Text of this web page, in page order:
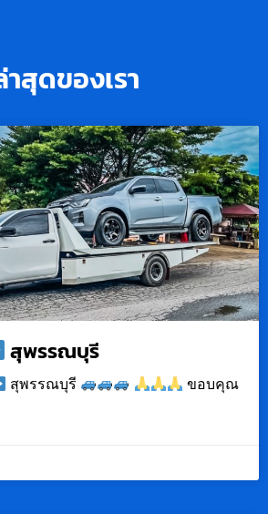
สุดของเรา
สุพรรณบุรี
สุพรรณบุรี ขอบคุณ